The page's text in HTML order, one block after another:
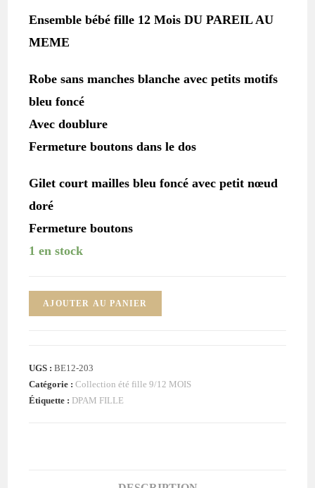
Ensemble bébé fille 12 Mois DU PAREIL AU
MEME
Robe sans manches blanche avec petits motifs
bleu foncé
Avec doublure
Fermeture boutons dans le dos
Gilet court mailles bleu foncé avec petit nœud
doré
Fermeture boutons
1 en stock
quantité
de
+
Cardigan
bleu
AJOUTER AU PANIER
UGS :BE12-203
Catégorie :Collection été fille 9/12 MOIS
Étiquette : DPAM FILLE